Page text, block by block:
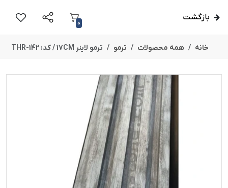
بازگشت
0
خانه همه محصولات ترمو ترمو لاینر 17CM / کد: THR-142